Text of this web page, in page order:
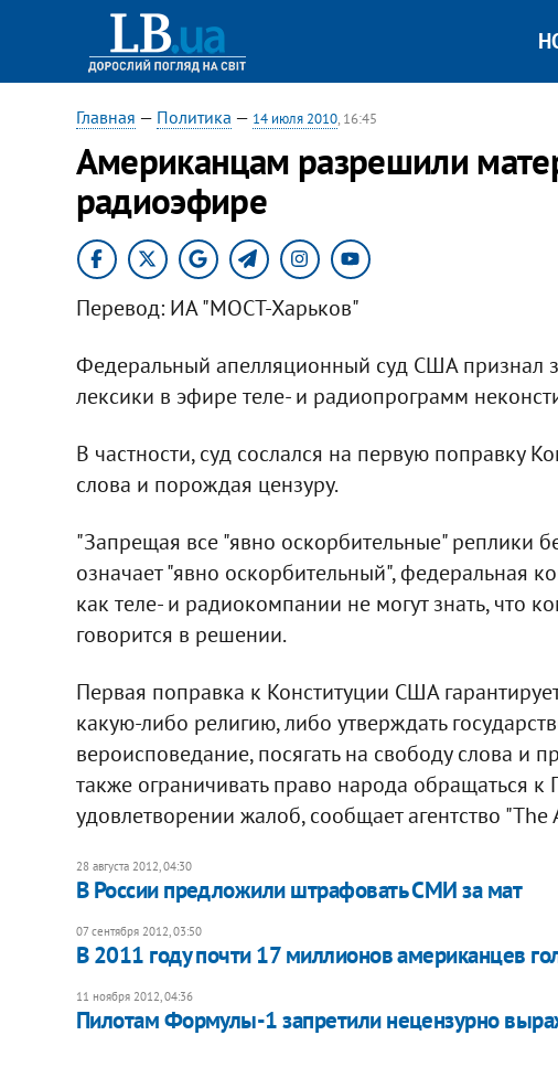
Главная — Политика — 14 июля 2010, 16:45
Американцам разрешили
радиоэфире
Перевод: ИА "МОСТ-Харьков"
Федеральный апелляционный суд США признал
лексики в эфире теле- и радиопрограмм
В частности, суд сослался на первую поправку
слова и порождая цензуру.
"Запрещая все "явно оскорбительные" реплики
означает "явно оскорбительный", федеральная
как теле- и радиокомпании не могут знать, что
говорится в решении.
Первая поправка к Конституции США
какую-либо религию, либо утверждать
вероисповедание, посягать на свободу слова и
также ограничивать право народа обращаться к
удовлетворении жалоб, сообщает агентство "The
28 августа 2012, 04:30
В России предложили штрафовать СМИ за мат
07 сентября 2012, 03:50
В 2011 году почти 17 миллионов американцев
11 ноября 2012, 04:36
Пилотам Формулы-1 запретили нецензурно